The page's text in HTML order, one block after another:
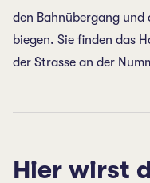
den Bahnübergang und
biegen. Sie finden das
der Strasse an der
Hier wirst